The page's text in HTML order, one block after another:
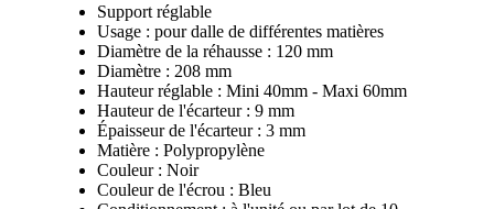
Support réglable
Usage : pour dalle de différentes matières
Diamètre de la réhausse : 120 mm
Diamètre : 208 mm
Hauteur réglable : Mini 40mm - Maxi 60mm
Hauteur de l'écarteur : 9 mm
Épaisseur de l'écarteur : 3 mm
Matière : Polypropylène
Couleur : Noir
Couleur de l'écrou : Bleu